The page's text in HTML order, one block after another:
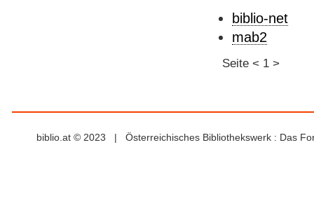
biblio-net
mab2
Seite < 1 >
biblio.at © 2023 | Österreichisches Bibliothekswerk : Das